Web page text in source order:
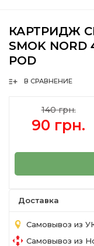
КАРТРИДЖ
SMOK NORD
POD
В СРАВНЕНИЕ
140 грн.
90 грн.
Доставка
Самовывоз из
Самовывоз из